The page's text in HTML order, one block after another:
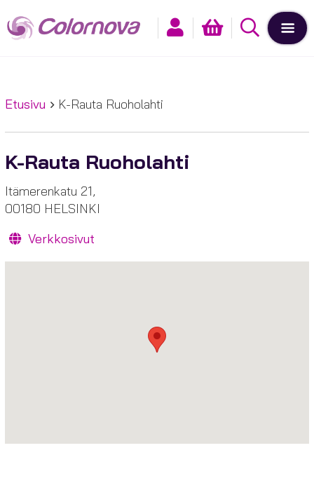
Etusivu K-Rauta Ruoholahti
K-Rauta Ruoholahti
Itämerenkatu 21,
00180 HELSINKI
Verkkosivut